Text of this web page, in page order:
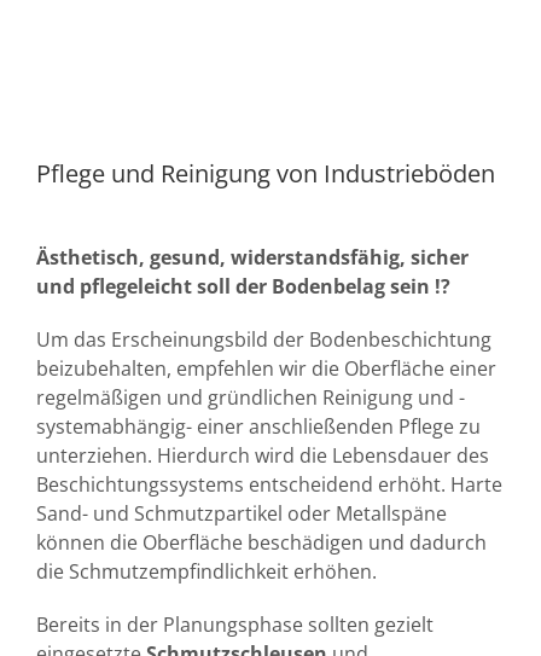
Pflege und Reinigung von Industrieböden
Ästhetisch, gesund, widerstandsfähig, sicher
und pflegeleicht soll der Bodenbelag sein !?
Um das Erscheinungsbild der Bodenbeschichtung
beizubehalten, empfehlen wir die Oberfläche einer
regelmäßigen und gründlichen Reinigung und -
systemabhängig- einer anschließenden Pflege zu
unterziehen. Hierdurch wird die Lebensdauer des
Beschichtungssystems entscheidend erhöht. Harte
Sand- und Schmutzpartikel oder Metallspäne
können die Oberfläche beschädigen und dadurch
die Schmutzempfindlichkeit erhöhen.
Bereits in der Planungsphase sollten gezielt